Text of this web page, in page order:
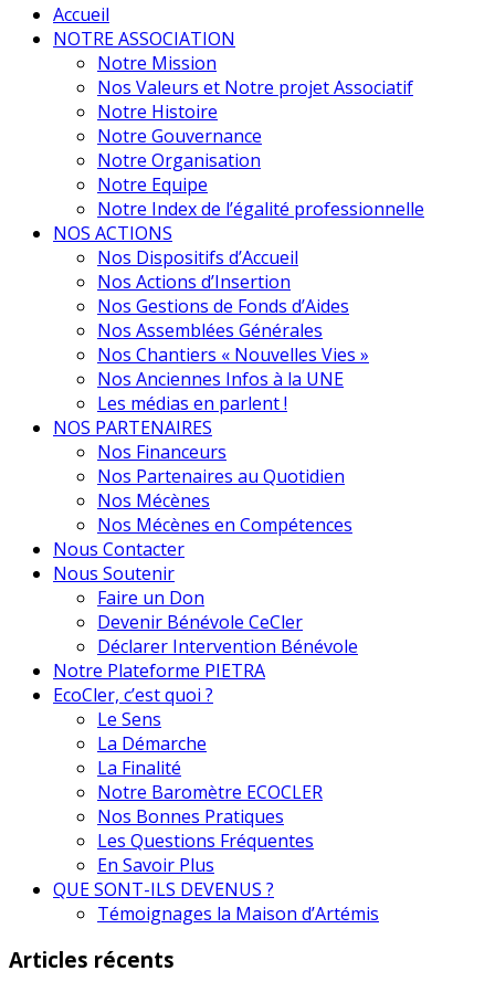
Accueil
NOTRE ASSOCIATION
Notre Mission
Nos Valeurs et Notre projet Associatif
Notre Histoire
Notre Gouvernance
Notre Organisation
Notre Equipe
Notre Index de l’égalité professionnelle
NOS ACTIONS
Nos Dispositifs d’Accueil
Nos Actions d’Insertion
Nos Gestions de Fonds d’Aides
Nos Assemblées Générales
Nos Chantiers « Nouvelles Vies »
Nos Anciennes Infos à la UNE
Les médias en parlent !
NOS PARTENAIRES
Nos Financeurs
Nos Partenaires au Quotidien
Nos Mécènes
Nos Mécènes en Compétences
Nous Contacter
Nous Soutenir
Faire un Don
Devenir Bénévole CeCler
Déclarer Intervention Bénévole
Notre Plateforme PIETRA
EcoCler, c’est quoi ?
Le Sens
La Démarche
La Finalité
Notre Baromètre ECOCLER
Nos Bonnes Pratiques
Les Questions Fréquentes
En Savoir Plus
QUE SONT-ILS DEVENUS ?
Témoignages la Maison d’Artémis
Articles récents